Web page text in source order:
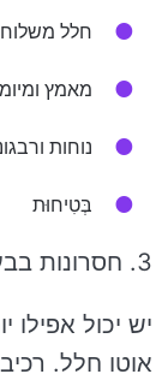
חלל משלוח
מאמץ
נוחות
בְּטִיחוּת
3. חסרונות בבעלות על אוטו חלל
יש יכול
אוטו חלל.